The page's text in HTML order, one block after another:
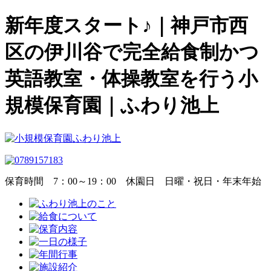
新年度スタート♪｜神戸市西
区の伊川谷で完全給食制かつ
英語教室・体操教室を行う小
規模保育園｜ふわり池上
保育時間 7：00～19：00 休園日 日曜・祝日・年末年始